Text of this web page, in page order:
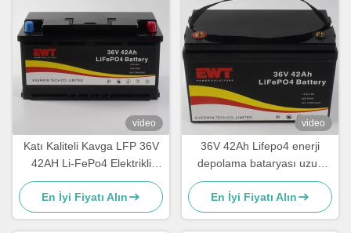
video
Katı Kaliteli Kavga LFP 36V
42AH Li-FePo4 Elektrikli
Tekne Ekipmanı için Pil
Paketi Tedarikçisi
En İyi Fiyatı Alın
video
36V 42Ah Lifepo4 enerji
depolama bataryası uzun
döngü ömrü ile kurşun asit
değiştirme için
En İyi Fiyatı Alın